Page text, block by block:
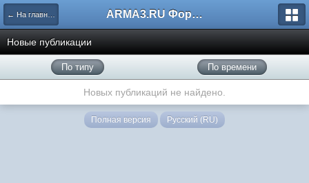
← На главную ARMA3.RU Форум
Новые публикации
По типу По времени
Новых публикаций не найдено.
Полная версия Русский (RU)